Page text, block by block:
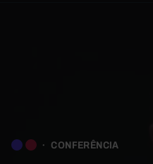
CONFERÊNCIA